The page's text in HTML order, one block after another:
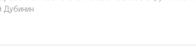
Дубинин